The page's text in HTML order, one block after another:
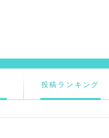
投稿ランキング